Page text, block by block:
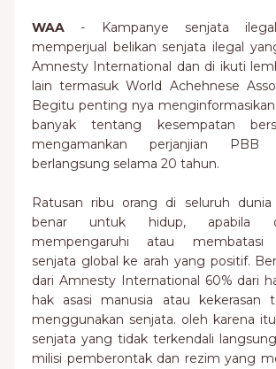
WAA - Kampanye senjata
memperjual belikan senjata ilegal
Amnesty International dan di ikuti
lain termasuk World Achehnese
Begitu penting nya
banyak tentang kesempatan
mengamankan perjanjian
berlangsung selama 20 tahun.
Ratusan ribu orang di seluruh dunia
benar untuk hidup, apabila
mempengaruhi atau membatasi
senjata global ke arah yang positif.
dari Amnesty International 60% dari
hak asasi manusia atau kekerasan
menggunakan senjata. oleh karena
senjata yang tidak terkendali
milisi pemberontak dan rezim yang